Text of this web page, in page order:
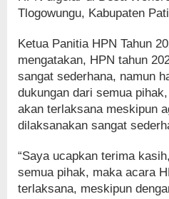
Tlogowungu, Kabupaten
Ketua Panitia HPN Tahun
mengatakan, HPN tahun
sangat sederhana, namun
dukungan dari semua
akan terlaksana meskipun
dilaksanakan sangat
“Saya ucapkan terima
semua pihak, maka acara
terlaksana, meskipun